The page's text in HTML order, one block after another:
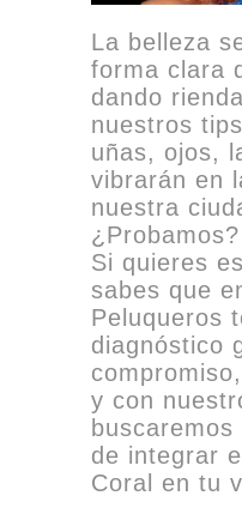
La belleza
forma clara
dando
nuestros
uñas, ojos,
vibrarán en
nuestra
¿Probamos?
Si quieres
sabes que
Peluqueros
diagnóstico
y con
de integrar
Coral en tu